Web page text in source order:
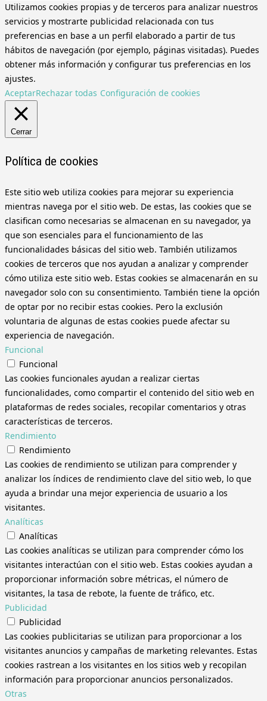
Utilizamos cookies propias y de terceros para analizar nuestros
servicios y mostrarte publicidad relacionada con tus
preferencias en base a un perfil elaborado a partir de tus
hábitos de navegación (por ejemplo, páginas visitadas). Puedes
obtener más información y configurar tus preferencias en los
ajustes.
AceptarRechazar todas Configuración de cookies
Cerrar
Política de cookies
Este sitio web utiliza cookies para mejorar su experiencia
mientras navega por el sitio web. De estas, las cookies que se
clasifican como necesarias se almacenan en su navegador, ya
que son esenciales para el funcionamiento de las
funcionalidades básicas del sitio web. También utilizamos
cookies de terceros que nos ayudan a analizar y comprender
cómo utiliza este sitio web. Estas cookies se almacenarán en su
navegador solo con su consentimiento. También tiene la opción
de optar por no recibir estas cookies. Pero la exclusión
voluntaria de algunas de estas cookies puede afectar su
experiencia de navegación.
Funcional
Funcional
Las cookies funcionales ayudan a realizar ciertas
funcionalidades, como compartir el contenido del sitio web en
plataformas de redes sociales, recopilar comentarios y otras
características de terceros.
Rendimiento
Rendimiento
Las cookies de rendimiento se utilizan para comprender y
analizar los índices de rendimiento clave del sitio web, lo que
ayuda a brindar una mejor experiencia de usuario a los
visitantes.
Analíticas
Analíticas
Las cookies analíticas se utilizan para comprender cómo los
visitantes interactúan con el sitio web. Estas cookies ayudan a
proporcionar información sobre métricas, el número de
visitantes, la tasa de rebote, la fuente de tráfico, etc.
Publicidad
Publicidad
Las cookies publicitarias se utilizan para proporcionar a los
visitantes anuncios y campañas de marketing relevantes. Estas
cookies rastrean a los visitantes en los sitios web y recopilan
información para proporcionar anuncios personalizados.
Otras